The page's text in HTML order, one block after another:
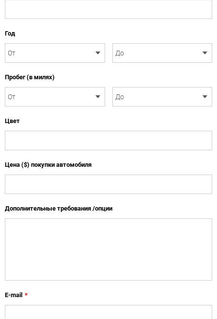
Год
Пробег (в милях)
Цвет
Цена ($) покупки автомобиля
Дополнительные требования /опции
E-mail *